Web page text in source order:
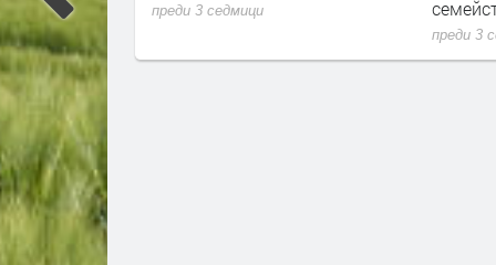
семейството и спорта